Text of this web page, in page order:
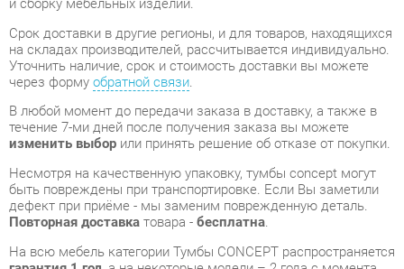
В любой момент до передачи заказа в доставку, а также в
течение 7-ми дней после получения заказа вы можете
изменить выборили принять решение об отказе от покупки.
Несмотря на качественную упаковку, тумбы concept могут
быть повреждены при транспортировке. Если Вы заметили
Повторная доставка товара -бесплатна .
На всю мебель категории Тумбы CONCEPT распространяется
приобретения.
Тумба подвесная с ящиком и нишей Рива CONCEPT CN.PT-
005 B/W Кобо Белый- это качественное изделие
производства
, соответствующее современному
государственному стандарту.